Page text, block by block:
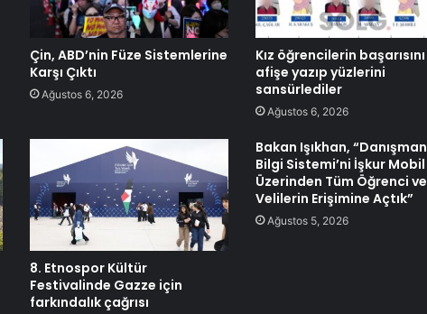
Çin, ABD’nin Füze Sistemlerine
Karşı Çıktı
Ağustos 6, 2026
Kız öğrencilerin başarısını
afişe yazıp yüzlerini
sansürlediler
Ağustos 6, 2026
8. Etnospor Kültür
Festivalinde Gazze için
farkındalık çağrısı
Bakan Işıkhan, “Danışman
Bilgi Sistemi’ni İşkur Mobil
Üzerinden Tüm Öğrenci ve
Velilerin Erişimine Açtık”
Ağustos 5, 2026